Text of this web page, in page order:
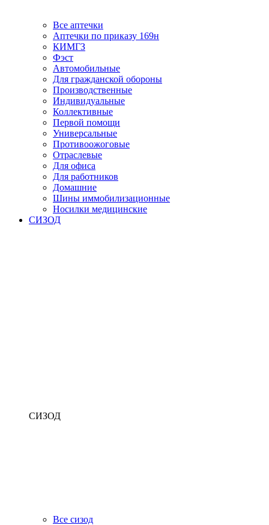
Все аптечки
Аптечки по приказу 169н
КИМГЗ
Фэст
Автомобильные
Для гражданской обороны
Производственные
Индивидуальные
Коллективные
Первой помощи
Универсальные
Противоожоговые
Отраслевые
Для офиса
Для работников
Домашние
Шины иммобилизационные
Носилки медицинские
СИЗОД
СИЗОД
Все сизод